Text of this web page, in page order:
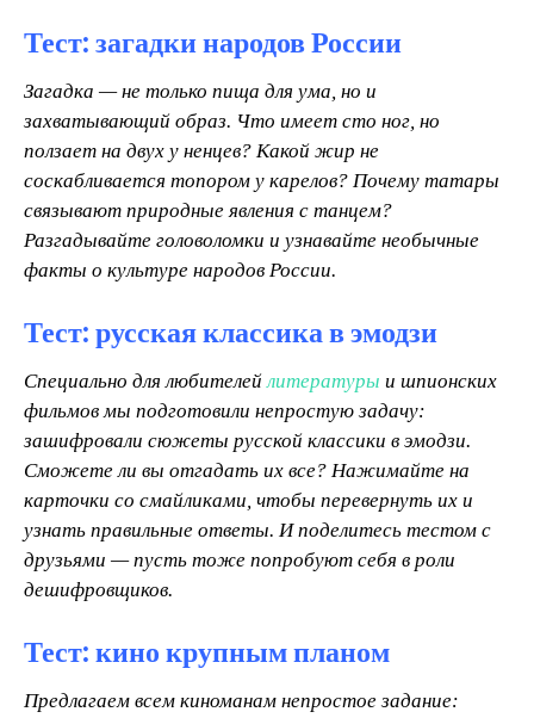
Тест: загадки народов России
Загадка — не только пища для ума, но и
захватывающий образ. Что имеет сто ног, но
ползает на двух у ненцев? Какой жир не
соскабливается топором у карелов? Почему татары
связывают природные явления с танцем?
Разгадывайте головоломки и узнавайте необычные
факты о культуре народов России.
Тест: русская классика в эмодзи
Специально для любителейлитературы и шпионских
фильмов мы подготовили непростую задачу:
зашифровали сюжеты русской классики в эмодзи.
Сможете ли вы отгадать их все? Нажимайте на
карточки со смайликами, чтобы перевернуть их и
узнать правильные ответы. И поделитесь тестом с
друзьями — пусть тоже попробуют себя в роли
дешифровщиков.
Тест: кино крупным планом
Предлагаем всем киноманам непростое задание: